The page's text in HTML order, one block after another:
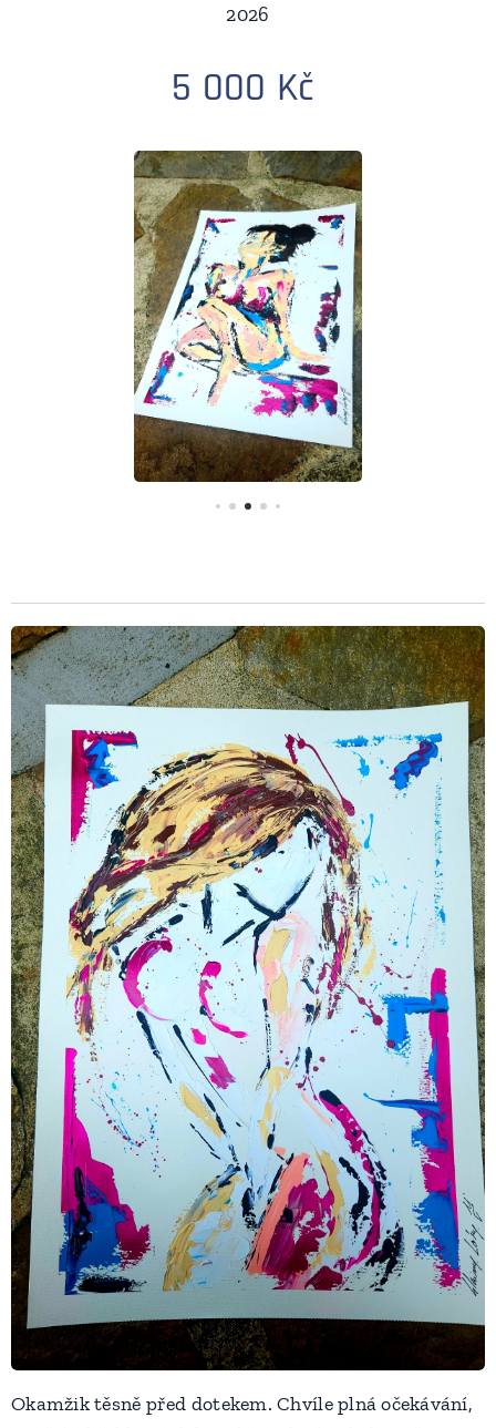
2026
5 000 Kč
Okamžik těsně před dotekem. Chvíle plná očekávání,